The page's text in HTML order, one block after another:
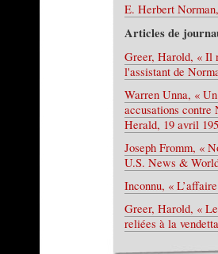
E. Herbert
Articles de
Greer, Harold, « Il
l'assistant de
Warren Unna, «
accusations contre
Herald, 19 avril
Joseph Fromm, «
U.S. News &
Inconnu, «
Greer, Harold, «
reliées à la